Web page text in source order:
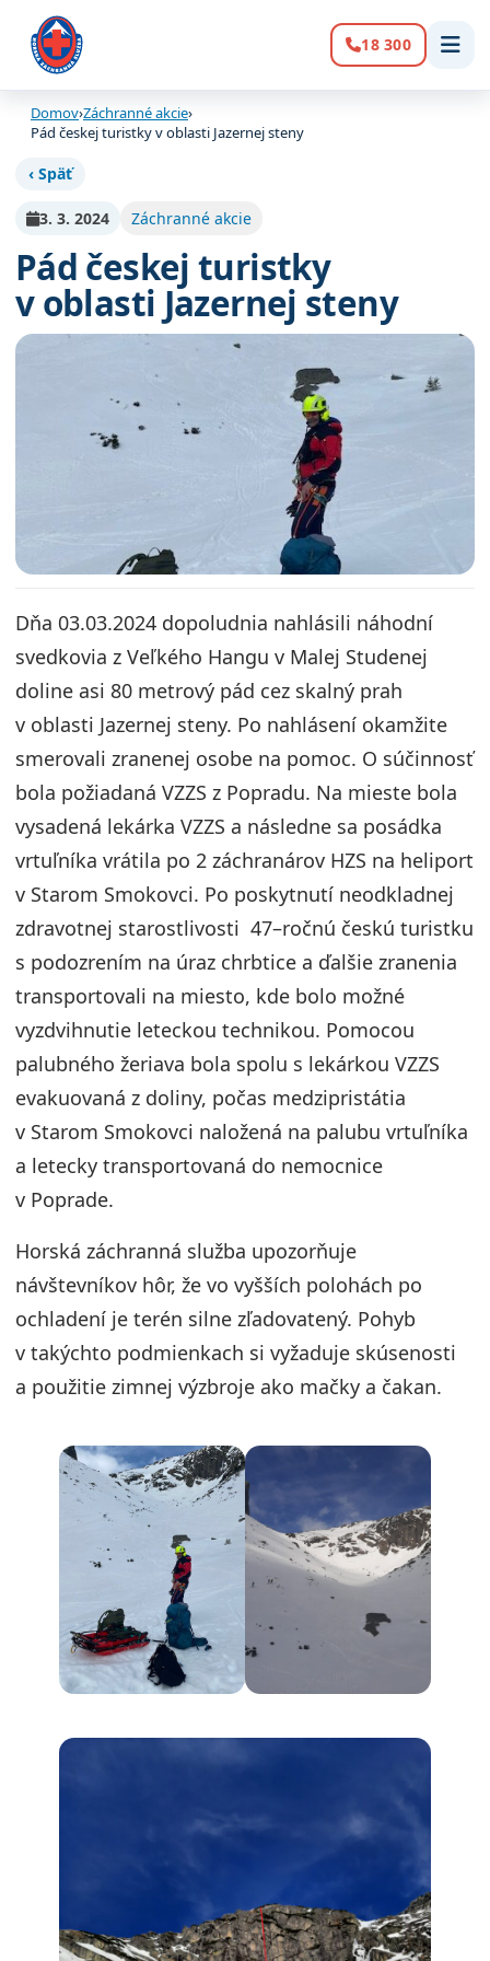
Volanie:
18 300
Domov›Záchranné akcie›
Pád českej turistky v oblasti Jazernej steny
‹ Späť
3. 3. 2024 Záchranné akcie
Pád českej turistky
v oblasti Jazernej steny
Dňa 03.03.2024 dopoludnia nahlásili náhodní
svedkovia z Veľkého Hangu v Malej Studenej
doline asi 80 metrový pád cez skalný prah
v oblasti Jazernej steny. Po nahlásení okamžite
smerovali zranenej osobe na pomoc. O súčinnosť
bola požiadaná VZZS z Popradu. Na mieste bola
vysadená lekárka VZZS a následne sa posádka
vrtuľníka vrátila po 2 záchranárov HZS na heliport
v Starom Smokovci. Po poskytnutí neodkladnej
zdravotnej starostlivosti 47–ročnú českú turistku
s podozrením na úraz chrbtice a ďalšie zranenia
transportovali na miesto, kde bolo možné
vyzdvihnutie leteckou technikou. Pomocou
palubného žeriava bola spolu s lekárkou VZZS
evakuovaná z doliny, počas medzipristátia
v Starom Smokovci naložená na palubu vrtuľníka
a letecky transportovaná do nemocnice
v Poprade.
Horská záchranná služba upozorňuje
návštevníkov hôr, že vo vyšších polohách po
ochladení je terén silne zľadovatený. Pohyb
v takýchto podmienkach si vyžaduje skúsenosti
a použitie zimnej výzbroje ako mačky a čakan.